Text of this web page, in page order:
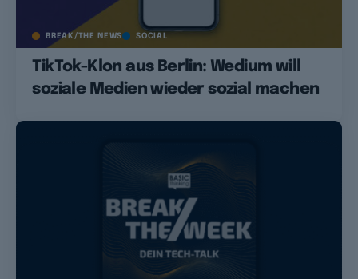
BREAK/THE NEWS SOCIAL
TikTok-Klon aus Berlin: Wedium will
soziale Medien wieder sozial machen